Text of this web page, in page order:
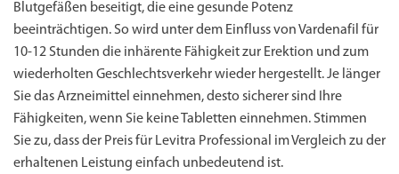
Blutgefäßen beseitigt, die eine gesunde Potenz
beeinträchtigen. So wird unter dem Einfluss von Vardenafil für
10-12 Stunden die inhärente Fähigkeit zur Erektion und zum
wiederholten Geschlechtsverkehr wieder hergestellt. Je länger
Sie das Arzneimittel einnehmen, desto sicherer sind Ihre
Fähigkeiten, wenn Sie keine Tabletten einnehmen. Stimmen
Sie zu, dass der Preis für Levitra Professional im Vergleich zu der
erhaltenen Leistung einfach unbedeutend ist.